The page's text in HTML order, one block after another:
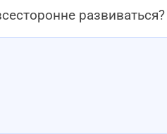
развиваться?